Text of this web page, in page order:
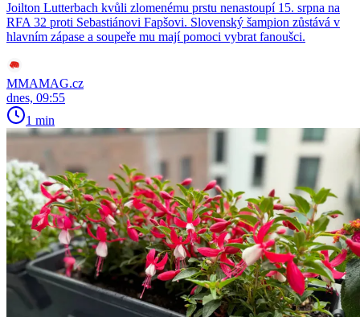
Joilton Lutterbach kvůli zlomenému prstu nenastoupí 15. srpna na
RFA 32 proti Sebastiánovi Fapšovi. Slovenský šampion zůstává v
hlavním zápase a soupeře mu mají pomoci vybrat fanoušci.
MMAMAG.cz
dnes, 09:55
1 min